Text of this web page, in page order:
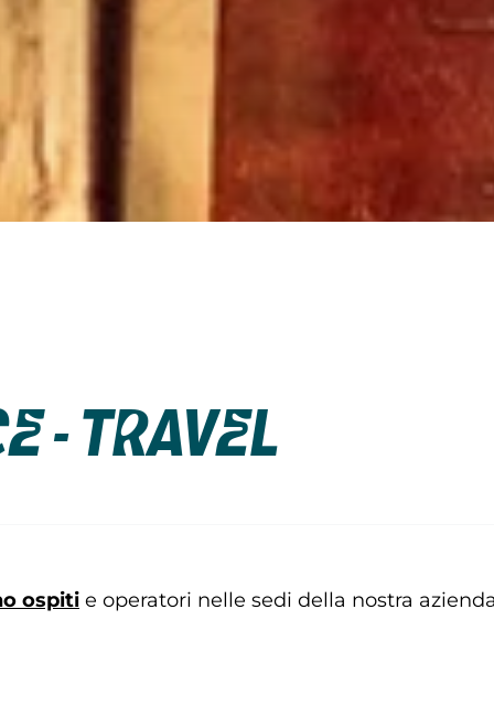
- Travel
ospiti e operatori nelle sedi della nostra